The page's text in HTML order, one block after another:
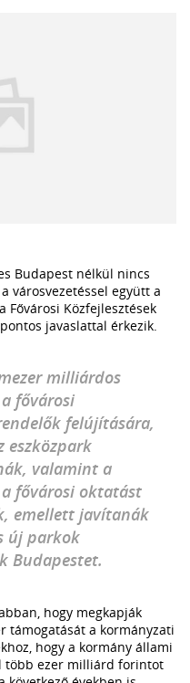
Budapest nélkül nincs
városvezetéssel együtt a
Fővárosi Közfejlesztések
javaslattal érkezik.
milliárdos
fővárosi
felújítására,
eszközpark
valamint a
fővárosi oktatást
emellett javítanák
új parkok
Budapestet.
hogy megkapják
támogatását a kormányzati
hogy a kormány állami
több ezer milliárd forintot